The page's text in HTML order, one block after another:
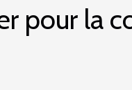
pour la